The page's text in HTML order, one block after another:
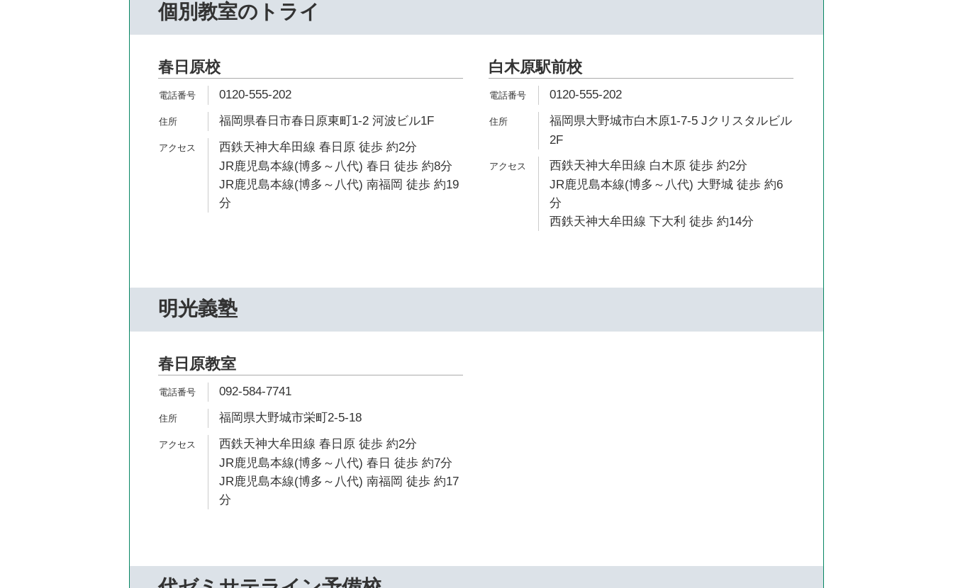
個別教室のトライ
春日原校
0120-555-202
福岡県春日市春日原東町1-2 河波ビル1F
西鉄天神大牟田線 春日原 徒歩 約2分
JR鹿児島本線(博多～八代) 春日 徒歩 約8分
JR鹿児島本線(博多～八代) 南福岡 徒歩 約19
分
白木原駅前校
0120-555-202
福岡県大野城市白木原1-7-5 Jクリスタルビル
2F
西鉄天神大牟田線 白木原 徒歩 約2分
JR鹿児島本線(博多～八代) 大野城 徒歩 約6
分
西鉄天神大牟田線 下大利 徒歩 約14分
明光義塾
春日原教室
092-584-7741
福岡県大野城市栄町2-5-18
西鉄天神大牟田線 春日原 徒歩 約2分
JR鹿児島本線(博多～八代) 春日 徒歩 約7分
JR鹿児島本線(博多～八代) 南福岡 徒歩 約17
分